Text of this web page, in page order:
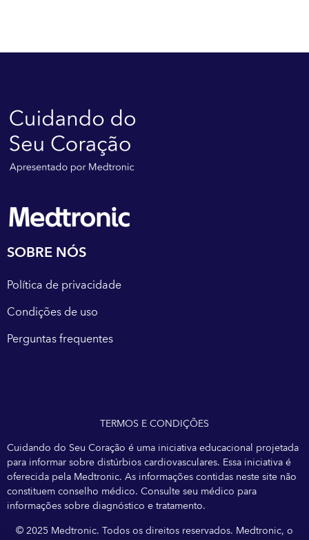
SOBRE NÓS
Política de privacidade
Condições de uso
Perguntas frequentes
TERMOS E CONDIÇÕES
Cuidando do Seu Coração é uma iniciativa educacional projetada
para informar sobre distúrbios cardiovasculares. Essa iniciativa é
oferecida pela Medtronic. As informações contidas neste site não
constituem conselho médico. Consulte seu médico para
informações sobre diagnóstico e tratamento.
© 2025 Medtronic. Todos os direitos reservados. Medtronic, o